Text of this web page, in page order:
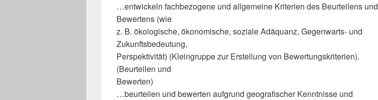
…entwickeln fachbezogene und allgemeine Kriterien des Beurteilens und
Bewertens (wie
z. B. ökologische, ökonomische, soziale Adäquanz, Gegenwarts- und
Zukunftsbedeutung,
Perspektivität) (Kleingruppe zur Erstellung von Bewertungskriterien).
(Beurteilen und
Bewerten)
…beurteilen und bewerten aufgrund geografischer Kenntnisse und